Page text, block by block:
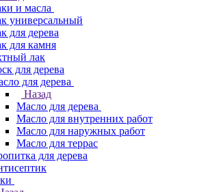
и масла
универсальный
для дерева
для камня
лак
для дерева
для дерева
Назад
Масло для дерева
Масло для внутренних работ
Масло для наружных работ
Масло для террас
для дерева